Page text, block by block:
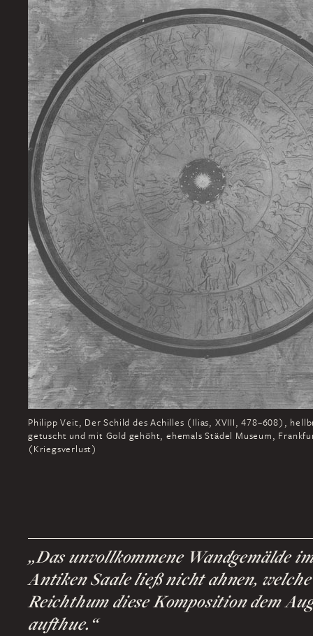
Philipp Veit, Der Schild des Achilles (Ilias, XVIII, 478–608),
getuscht und mit Gold gehöht, ehemals Städel Museum,
(Kriegsverlust)
„Das unvollkommene Wandgemälde
Antiken Saale ließ nicht ahnen,
Reichthum diese Komposition dem
aufthue.“